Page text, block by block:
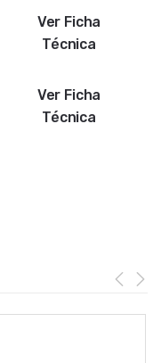
Ver Ficha
Técnica
Ver Ficha
Técnica